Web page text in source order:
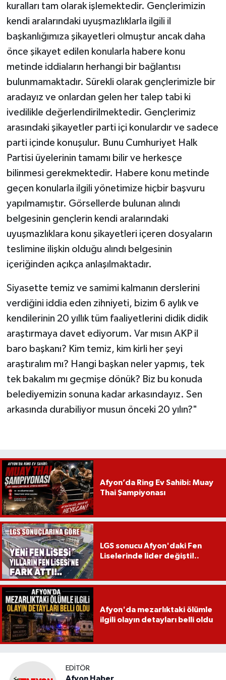
kuralları tam olarak işlemektedir. Gençlerimizin
kendi aralarındaki uyuşmazlıklarla ilgili il
başkanlığımıza şikayetleri olmuştur ancak daha
önce şikayet edilen konularla habere konu
metinde iddiaların herhangi bir bağlantısı
bulunmamaktadır. Sürekli olarak gençlerimizle bir
aradayız ve onlardan gelen her talep tabi ki
ivedilikle değerlendirilmektedir. Gençlerimiz
arasındaki şikayetler parti içi konulardır ve sadece
parti içinde konuşulur. Bunu Cumhuriyet Halk
Partisi üyelerinin tamamı bilir ve herkesçe
bilinmesi gerekmektedir. Habere konu metinde
geçen konularla ilgili yönetimize hiçbir başvuru
yapılmamıştır. Görsellerde bulunan alındı
belgesinin gençlerin kendi aralarındaki
uyuşmazlıklara konu şikayetleri içeren dosyaların
teslimine ilişkin olduğu alındı belgesinin
içeriğinden açıkça anlaşılmaktadır.
Siyasette temiz ve samimi kalmanın derslerini
verdiğini iddia eden zihniyeti, bizim 6 aylık ve
kendilerinin 20 yıllık tüm faaliyetlerini didik didik
araştırmaya davet ediyorum. Var mısın AKP il
baro başkanı? Kim temiz, kim kirli her şeyi
araştıralım mı? Hangi başkan neler yapmış, tek
tek bakalım mı geçmişe dönük? Biz bu konuda
belediyemizin sonuna kadar arkasındayız. Sen
arkasında durabiliyor musun önceki 20 yılın?"
Afyon’da Ring Ev Sahibi: Muay
Thai Şampiyonası
LGS sonucu Afyon'daki Fen
Liselerinde lider değişti!..
Afyon'da mezarlıktaki ölümle
ilgili olayın detayları belli oldu
EDITÖR
Afyon Haber